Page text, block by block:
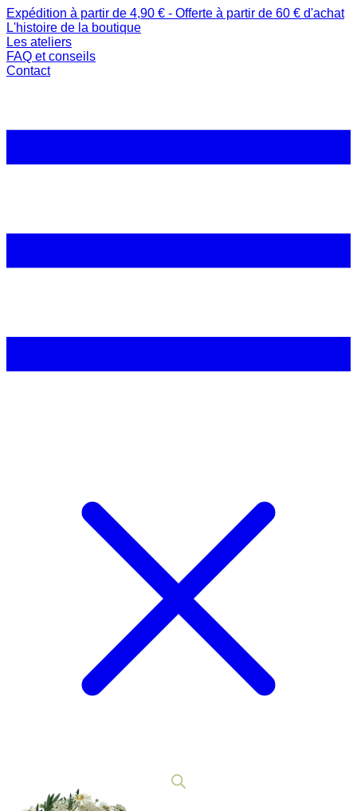
Expédition à partir de 4,90 € - Offerte à partir de 60 € d'achat
L'histoire de la boutique
Les ateliers
FAQ et conseils
Contact